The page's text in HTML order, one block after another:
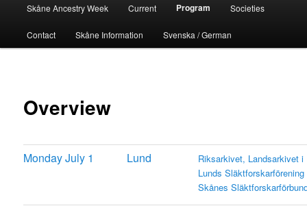
Skåne Ancestry Week Current Program Societies
Contact Skåne Information Svenska / German
Overview
Monday July 1 Lund
Riksarkivet, Landsarkivet i
Lunds Släktforskarförening
Skånes